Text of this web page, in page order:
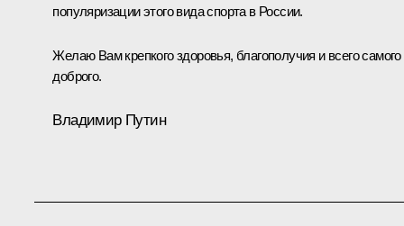
популяризации этого вида спорта в России.
Желаю Вам крепкого здоровья, благополучия и всего самого
доброго.
Владимир Путин